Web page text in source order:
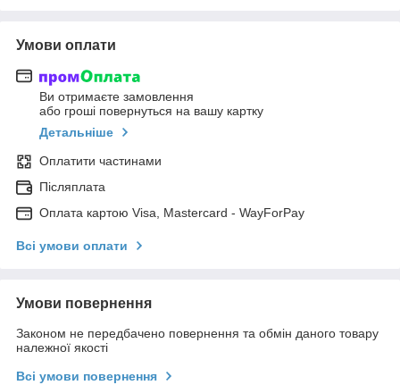
Умови оплати
Ви отримаєте замовлення
або гроші повернуться на вашу картку
Детальніше
Оплатити частинами
Післяплата
Оплата картою Visa, Mastercard - WayForPay
Всі умови оплати
Умови повернення
Законом не передбачено повернення та обмін даного товару
належної якості
Всі умови повернення